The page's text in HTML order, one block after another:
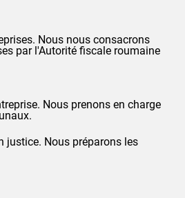
Nous nous consacrons
par l'Autorité fiscale roumaine
Nous prenons en charge
justice. Nous préparons les